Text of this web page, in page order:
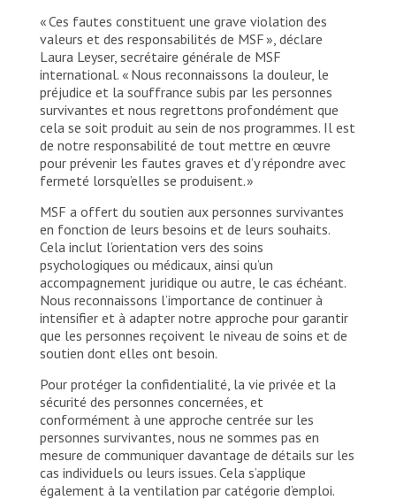
« Ces fautes constituent une grave violation des
valeurs et des responsabilités de MSF », déclare
Laura Leyser, secrétaire générale de MSF
international. « Nous reconnaissons la douleur, le
préjudice et la souffrance subis par les personnes
survivantes et nous regrettons profondément que
cela se soit produit au sein de nos programmes. Il est
de notre responsabilité de tout mettre en œuvre
pour prévenir les fautes graves et d’y répondre avec
fermeté lorsqu’elles se produisent. »
MSF a offert du soutien aux personnes survivantes
en fonction de leurs besoins et de leurs souhaits.
Cela inclut l’orientation vers des soins
psychologiques ou médicaux, ainsi qu’un
accompagnement juridique ou autre, le cas échéant.
Nous reconnaissons l’importance de continuer à
intensifier et à adapter notre approche pour garantir
que les personnes reçoivent le niveau de soins et de
soutien dont elles ont besoin.
Pour protéger la confidentialité, la vie privée et la
sécurité des personnes concernées, et
conformément à une approche centrée sur les
personnes survivantes, nous ne sommes pas en
mesure de communiquer davantage de détails sur les
cas individuels ou leurs issues. Cela s’applique
également à la ventilation par catégorie d’emploi.